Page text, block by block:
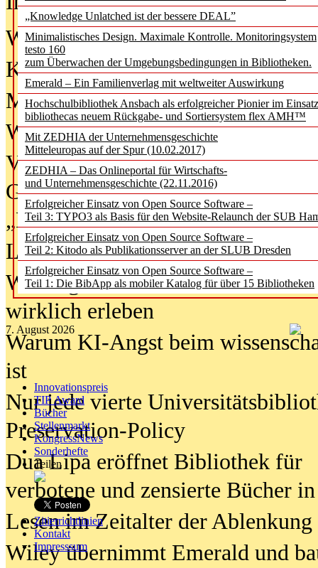
„Knowledge Unlatched ist der bessere DEAL”
Minimalistisches Design. Maximale Kontrolle. Monitoringsystem
testo 160
zum Überwachen der Umgebungsbedingungen in Bibliotheken.
Emerald – Ein Familienverlag mit weltweiter Auswirkung
Hochschulbibliothek Ansbach als erfolgreicher Pionier im
bibliothecas neuem Rückgabe- und Sortiersystem flex AMH™
Mit ZEDHIA der Unternehmensgeschichte
Mitteleuropas auf der Spur (10.02.2017)
ZEDHIA – Das Onlineportal für Wirtschafts-
und Unternehmensgeschichte (22.11.2016)
Erfolgreicher Einsatz von Open Source Software –
Teil 3: TYPO3 als Basis für den Website-Relaunch der SUB
Erfolgreicher Einsatz von Open Source Software –
Teil 2: Kitodo als Publikationsserver an der SLUB Dresden
Erfolgreicher Einsatz von Open Source Software –
Teil 1: Die BibApp als mobiler Katalog für über 15 Bibliotheken
7. August 2026
Innovationspreis
TIP Award
Bücher
Stellenmarkt
KongressNews
Sonderhefte
Teilen
Zitierrichtlinien
Kontakt
Impresssum
Was Hochschul­bibliotheken von
Kinder in der digitalen Welt
Metadaten als Infrastruktur
Wenn Bots katalogisieren
Von Abschlusskleidern bis
Geisterjagd-Ausrüstung in der
„Library of Things“ unterwegs
Lesen als Infrastrukturaufgabe
Wie Jugendliche Social Media
wirklich erleben
Warum KI-Angst beim
ist
Nur jede vierte
Preservation-Policy
Dua Lipa eröffnet Bibliothek für
verbotene und zensierte Bücher
Lesen im Zeitalter der Ablenkung
Wiley übernimmt Emerald und